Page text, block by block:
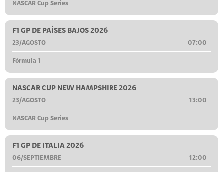
NASCAR Cup Series
F1 GP DE PAÍSES BAJOS 2026
23/AGOSTO 07:00
Fórmula 1
NASCAR CUP NEW HAMPSHIRE 2026
23/AGOSTO 13:00
NASCAR Cup Series
F1 GP DE ITALIA 2026
06/SEPTIEMBRE 12:00